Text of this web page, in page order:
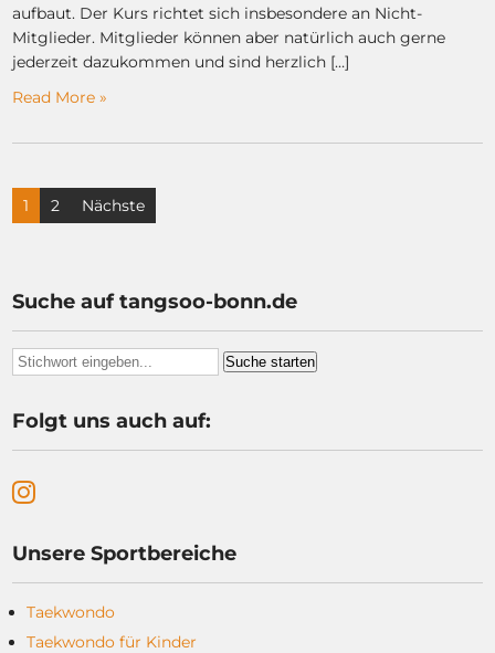
aufbaut. Der Kurs richtet sich insbesondere an Nicht-
Mitglieder. Mitglieder können aber natürlich auch gerne
jederzeit dazukommen und sind herzlich […]
Read More »
Seitennummerierung
der
1 2 Nächste
Suche auf tangsoo-bonn.de
Folgt uns auch auf:
Unsere Sportbereiche
Taekwondo
Taekwondo für Kinder